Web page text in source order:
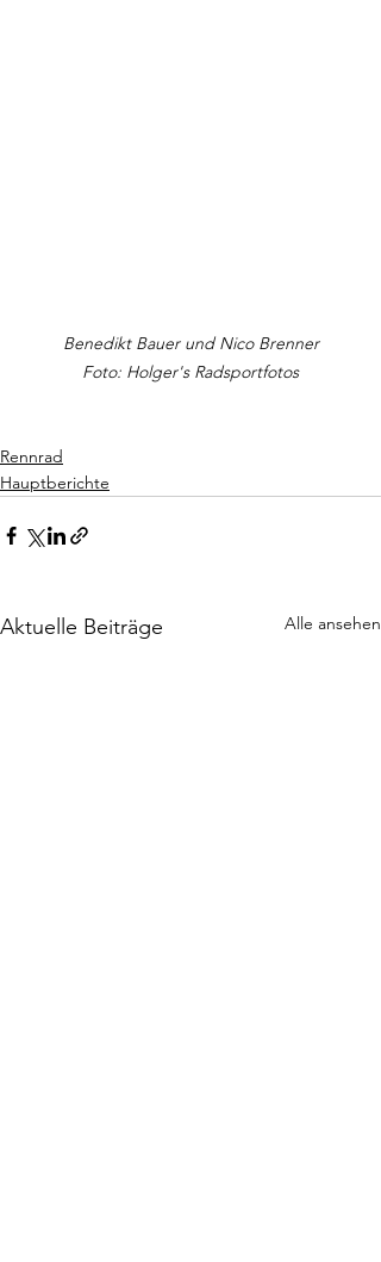
Benedikt Bauer und Nico Brenner
Foto: Holger's Radsportfotos
Rennrad
Hauptberichte
Aktuelle Beiträge Alle ansehen